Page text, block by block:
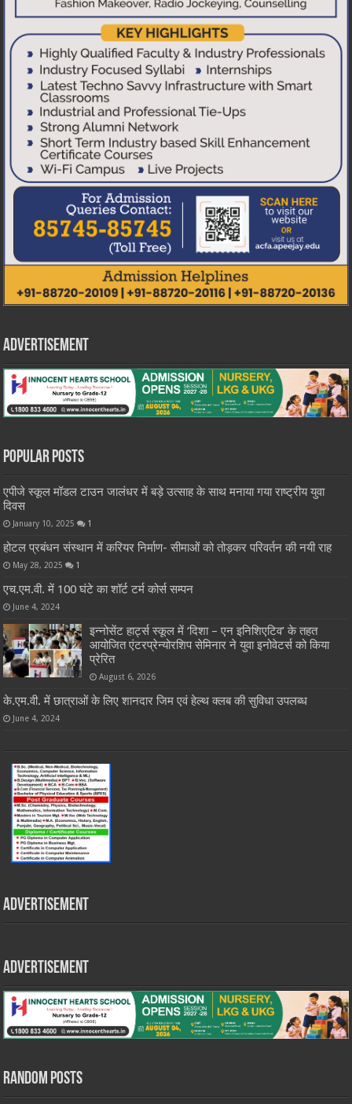
Advertisement
Popular Posts
एपीजे स्कूल मॉडल टाउन जालंधर में बड़े उत्साह के साथ मनाया गया राष्ट्रीय युवा
दिवस
January 10, 2025 1
होटल प्रबंधन संस्थान में करियर निर्माण- सीमाओं को तोड़कर परिवर्तन की नयी राह
May 28, 2025 1
एच.एम.वी. में 100 घंटे का शॉर्ट टर्म कोर्स सम्पन
June 4, 2024
इन्नोसेंट हार्ट्स स्कूल में ‘दिशा – एन इनिशिएटिव’ के तहत
आयोजित एंटरप्रेन्योरशिप सेमिनार ने युवा इनोवेटर्स को किया
प्रेरित
August 6, 2026
के.एम.वी. में छात्राओं के लिए शानदार जिम एवं हेल्थ क्लब की सुविधा उपलब्ध
June 4, 2024
Advertisement
Advertisement
Random Posts